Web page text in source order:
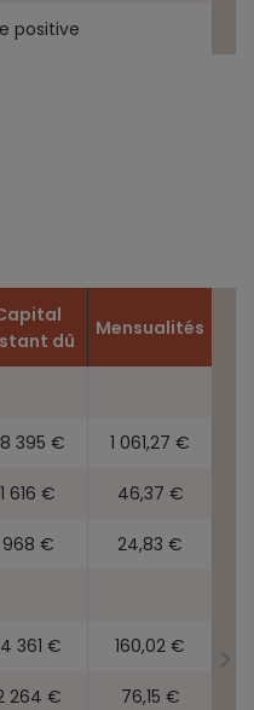
positive
dû
Mensualités
395 € 1 061,27 €
1 616 € 46,37 €
968 € 24,83 €
361 € 160,02 €
264 € 76,15 €